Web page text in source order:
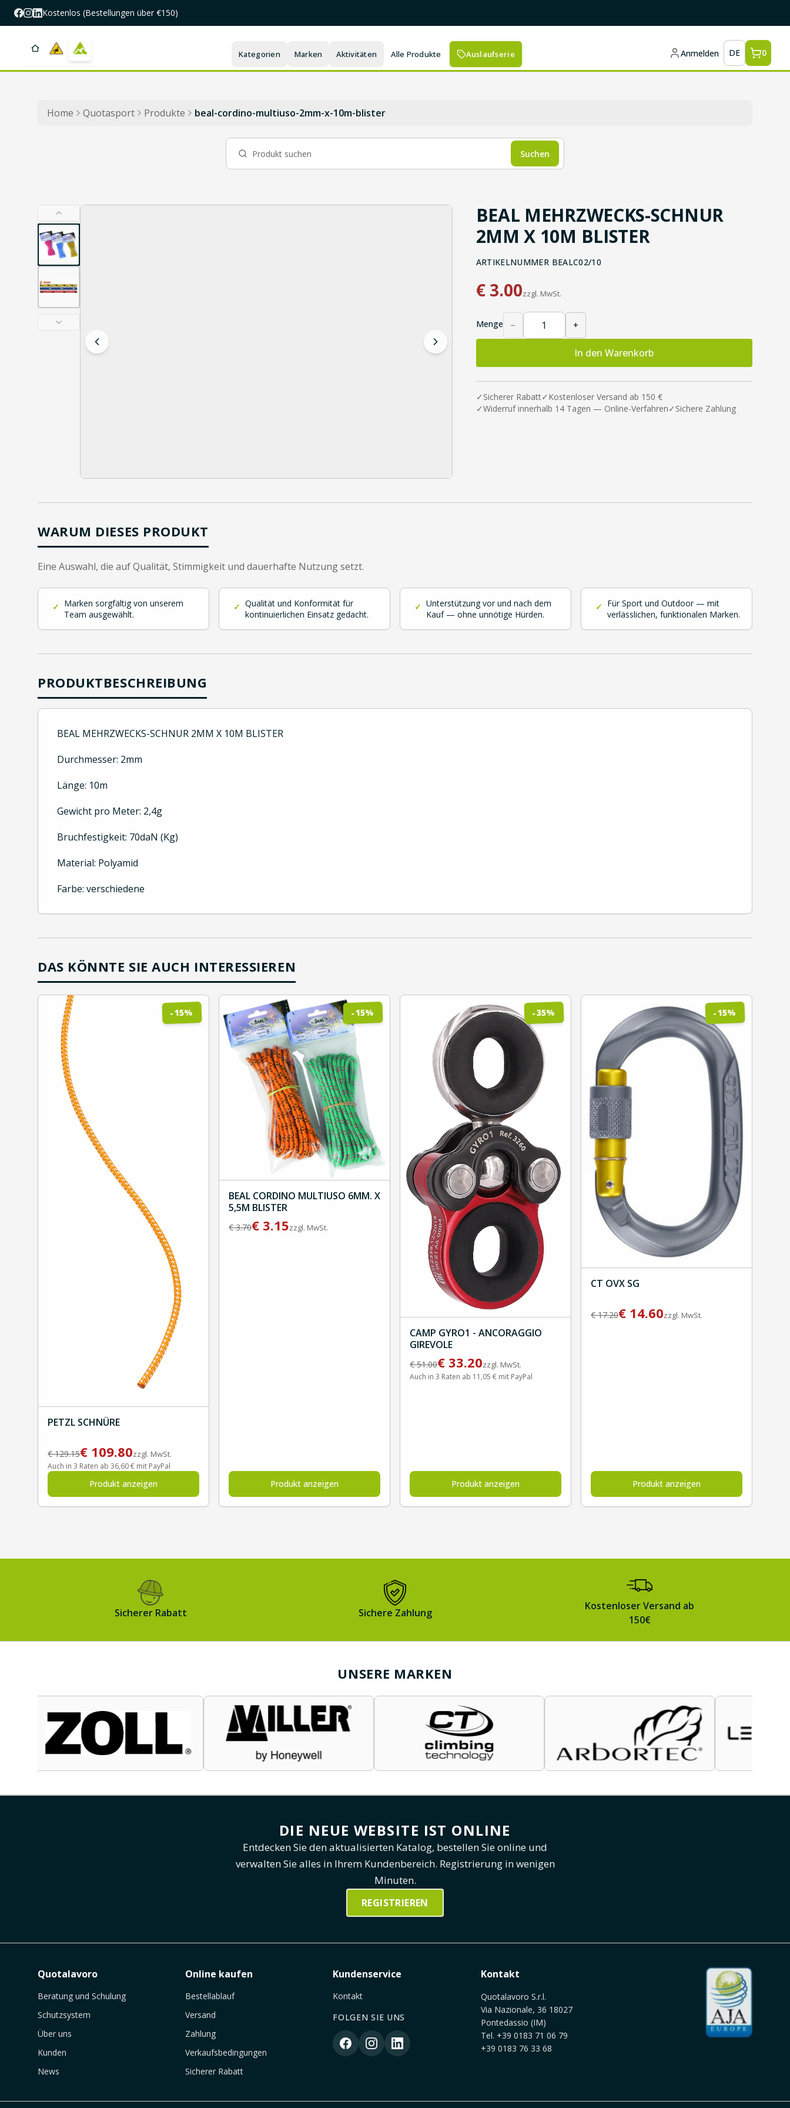
Zum Hauptinhalt springen
Kostenlos (Bestellungen über €150)
Kategorien Marken Aktivitäten Alle Produkte Auslaufserie Anmelden DE 0
Home Quotasport Produkte beal-cordino-multiuso-2mm-x-10m-blister
Suchen
BEAL MEHRZWECKS-SCHNUR
2MM X 10M BLISTER
ARTIKELNUMMER BEALC02/10
€ 3.00zzgl. MwSt.
Menge − +
In den Warenkorb
✓ Sicherer Rabatt✓ Kostenloser Versand ab 150 €
✓Widerruf innerhalb 14 Tagen — Online-Verfahren✓ Sichere Zahlung
WARUM DIESES PRODUKT
Eine Auswahl, die auf Qualität, Stimmigkeit und dauerhafte Nutzung setzt.
✓ Marken sorgfältig von unserem
Team ausgewählt.
✓ Qualität und Konformität für
kontinuierlichen Einsatz gedacht.
✓ Unterstützung vor und nach dem
Kauf — ohne unnötige Hürden.
✓ Für Sport und Outdoor — mit
verlässlichen, funktionalen Marken.
PRODUKTBESCHREIBUNG
BEAL MEHRZWECKS-SCHNUR 2MM X 10M BLISTER
Durchmesser: 2mm
Länge: 10m
Gewicht pro Meter: 2,4g
Bruchfestigkeit: 70daN (Kg)
Material: Polyamid
Farbe: verschiedene
DAS KÖNNTE SIE AUCH INTERESSIEREN
-15%
PETZL SCHNÜRE
€129.15€ 109.80zzgl. MwSt.
Auch in 3 Raten ab 36,60 € mit PayPal
Produkt anzeigen
-15%
BEAL CORDINO MULTIUSO 6MM. X
5,5M BLISTER
€3.70€ 3.15zzgl. MwSt.
Produkt anzeigen
-35%
CAMP GYRO1 - ANCORAGGIO
GIREVOLE
€51.00€ 33.20zzgl. MwSt.
Auch in 3 Raten ab 11,05 € mit PayPal
Produkt anzeigen
-15%
CT OVX SG
€17.20€ 14.60zzgl. MwSt.
Produkt anzeigen
Sicherer Rabatt Sichere Zahlung
Kostenloser Versand ab
150€
UNSERE MARKEN
DIE NEUE WEBSITE IST ONLINE
Entdecken Sie den aktualisierten Katalog, bestellen Sie online und
verwalten Sie alles in Ihrem Kundenbereich. Registrierung in wenigen
Minuten.
REGISTRIEREN
Quotalavoro
Beratung und Schulung
Schutzsystem
Über uns
Kunden
News
Online kaufen
Bestellablauf
Versand
Zahlung
Verkaufsbedingungen
Sicherer Rabatt
Kundenservice
Kontakt
FOLGEN SIE UNS
Kontakt
Quotalavoro S.r.l.
Via Nazionale, 36 18027
Pontedassio (IM)
Tel. +39 0183 71 06 79
+39 0183 76 33 68